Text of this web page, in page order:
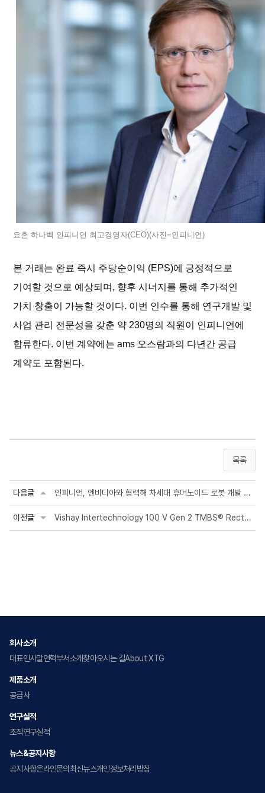
요흔 하나벡 인피니언 최고경영자(CEO)(사진=인피니언)
본 거래는 완료 즉시 주당순이익 (EPS)에 긍정적으로
기여할 것으로 예상되며, 향후 시너지를 통해 추가적인
가치 창출이 가능할 것이다. 이번 인수를 통해 연구개발 및
사업 관리 전문성을 갖춘 약 230명의 직원이 인피니언에
합류한다. 이번 계약에는 ams 오스람과의 다년간 공급
계약도 포함된다.
목록
다음글 인피니언, 엔비디아와 협력해 차세대 휴머노이드 로봇 개발 가속화
이전글 Vishay Intertechnology 100 V Gen 2 TMBS® Rectifier Modules Deliver Forward Vol...
회사소개
대표인사말연혁부서소개찾아오시는 길About XTG
제품소개
공급사
연구실적
조직연구실적
뉴스&공지사항
공지사항온라인문의최신뉴스개인정보처리방침